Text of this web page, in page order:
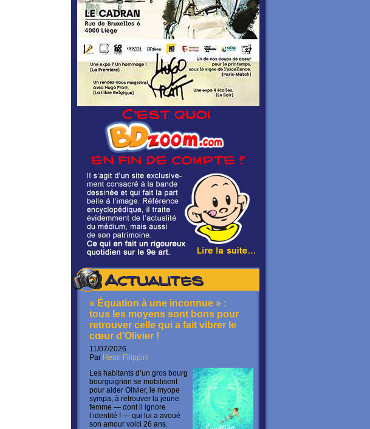
Actualités
« Équation à une inconnue » :
tous les moyens sont bons pour
retrouver celle qui a fait vibrer le
cœur d’Olivier !
11/07/2026
Par Henri Filippini
Les habitants d’un gros bourg
bourguignon se mobilisent
pour aider Olivier, le myope
sympa, à retrouver la jeune
femme — dont il ignore
l’identité ! — qui lui a avoué
son amour voici 26 ans.